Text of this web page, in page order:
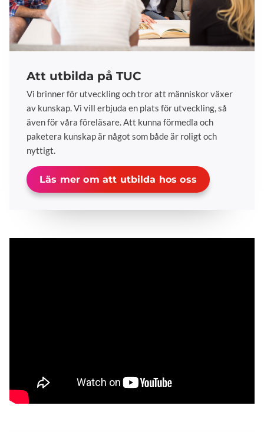
Att utbilda på TUC
Vi brinner för utveckling och tror att människor växer
av kunskap. Vi vill erbjuda en plats för utveckling, så
även för våra föreläsare. Att kunna förmedla och
paketera kunskap är något som både är roligt och
nyttigt.
Läs mer om att utbilda hos oss